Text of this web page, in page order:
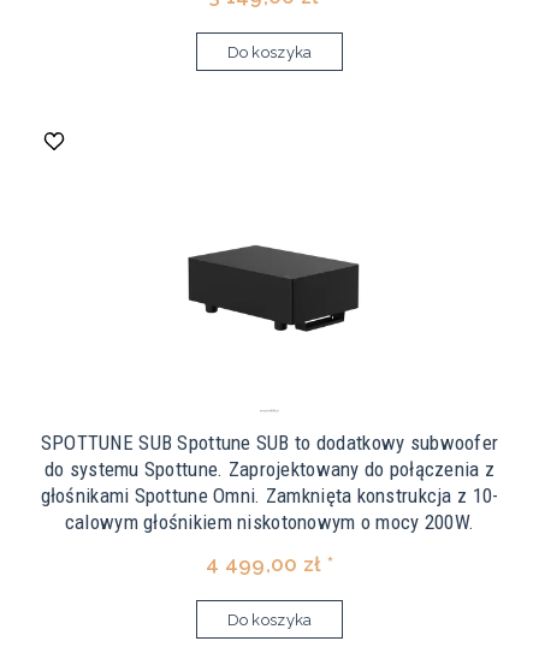
Do koszyka
SPOTTUNE SUB Spottune SUB to dodatkowy subwoofer
do systemu Spottune. Zaprojektowany do połączenia z
głośnikami Spottune Omni. Zamknięta konstrukcja z 10-
calowym głośnikiem niskotonowym o mocy 200W.
4 499,00 zł *
Do koszyka